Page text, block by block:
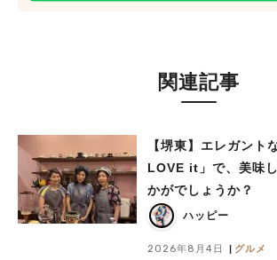
関連記事
【堺東】エレガント
LOVE it」で、美味しいコーヒーはい
かがでしょうか？
ハッピー
2026年8月4日 グルメ